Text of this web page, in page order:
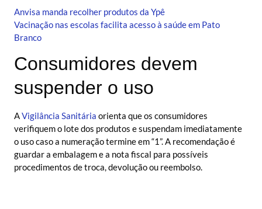
Anvisa manda recolher produtos da Ypê
Vacinação nas escolas facilita acesso à saúde em Pato
Branco
Consumidores devem
suspender o uso
AVigilância Sanitária orienta que os consumidores
verifiquem o lote dos produtos e suspendam imediatamente
o uso caso a numeração termine em “1”. A recomendação é
guardar a embalagem e a nota fiscal para possíveis
procedimentos de troca, devolução ou reembolso.